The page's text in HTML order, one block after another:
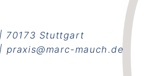
70173 Stuttgart
| praxis@marc-mauch.de